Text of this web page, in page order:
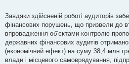
Завдяки здійсненій роботі аудиторів
фінансових порушень, що призвели до
впровадження об’єктами контролю
державних фінансових аудитів
(економічний ефект) на суму 38,4 млн
влади і місцевого самоврядування,